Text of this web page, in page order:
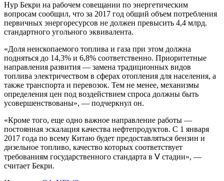
Нур Бекри на рабочем совещании по энергетическим
вопросам сообщил, что за 2017 год общий объем потребления
первичных энергоресурсов не должен превысить 4,4 млрд.
стандартного угольного эквивалента.
«Доля неископаемого топлива и газа при этом должна
подняться до 14,3% и 6,8% соответственно. Приоритетные
направления развития — замена традиционных видов
топлива электричеством в сферах отопления для населения, а
также транспорта и перевозок. Тем не менее, механизмы
определения цен под воздействием спроса должны быть
усовершенствованы», — подчеркнул он.
«Кроме того, еще одно важное направление работы —
постоянная эскалация качества нефтепродуктов. С 1 января
2017 года по всему Китаю будет предоставляться бензин и
дизельное топливо, качество которых соответствует
требованиям государственного стандарта в Ⅴ стадии», —
считает Бекри.